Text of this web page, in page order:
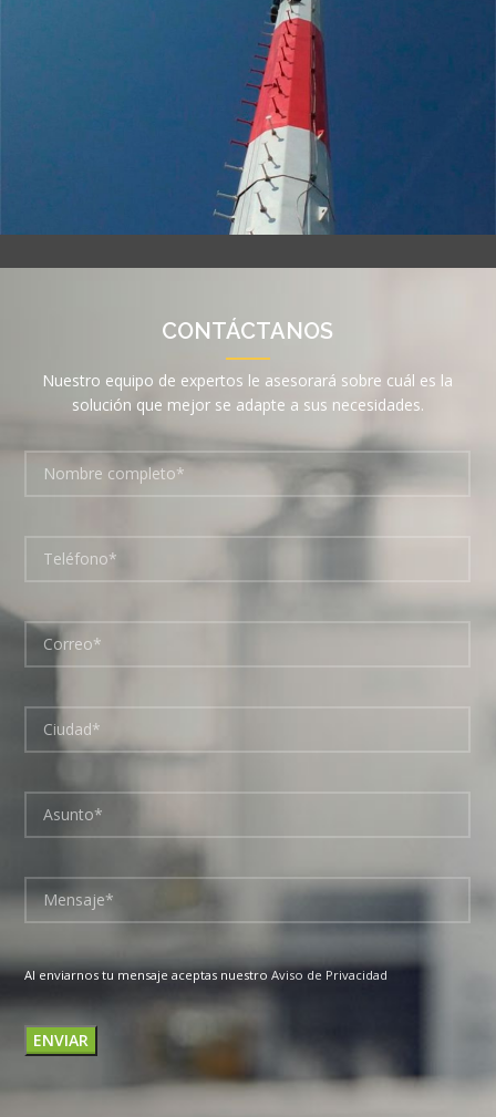
CONTÁCTANOS
Nuestro equipo de expertos le asesorará sobre cuál es la
solución que mejor se adapte a sus necesidades.
Al enviarnos tu mensaje aceptas nuestro Aviso de Privacidad